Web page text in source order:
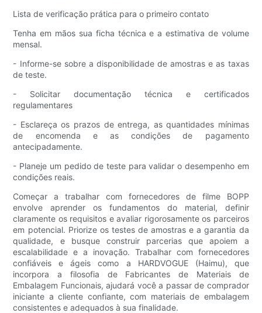
Lista de verificação prática para o primeiro contato
Tenha em mãos sua ficha técnica e a estimativa de volume
mensal.
- Informe-se sobre a disponibilidade de amostras e as taxas
de teste.
- Solicitar documentação técnica e certificados
regulamentares
- Esclareça os prazos de entrega, as quantidades mínimas
de encomenda e as condições de pagamento
antecipadamente.
- Planeje um pedido de teste para validar o desempenho em
condições reais.
Começar a trabalhar com fornecedores de filme BOPP
envolve aprender os fundamentos do material, definir
claramente os requisitos e avaliar rigorosamente os parceiros
em potencial. Priorize os testes de amostras e a garantia da
qualidade, e busque construir parcerias que apoiem a
escalabilidade e a inovação. Trabalhar com fornecedores
confiáveis ​​e ágeis como a HARDVOGUE (Haimu), que
incorpora a filosofia de Fabricantes de Materiais de
Embalagem Funcionais, ajudará você a passar de comprador
iniciante a cliente confiante, com materiais de embalagem
consistentes e adequados à sua finalidade.